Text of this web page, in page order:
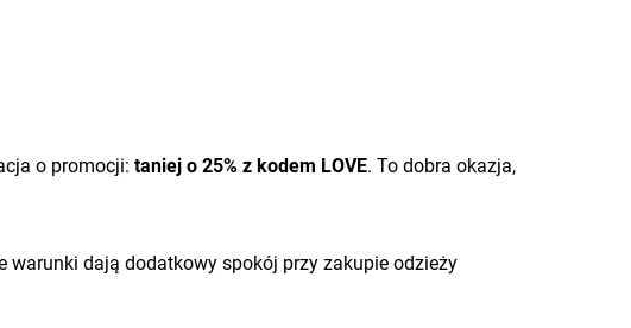
o promocji: taniej o 25% z kodem LOVE. To dobra okazja,
warunki dają dodatkowy spokój przy zakupie odzieży